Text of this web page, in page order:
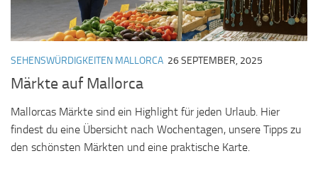
SEHENSWÜRDIGKEITEN MALLORCA 26 SEPTEMBER, 2025
Märkte auf Mallorca
Mallorcas Märkte sind ein Highlight für jeden Urlaub. Hier
findest du eine Übersicht nach Wochentagen, unsere Tipps zu
den schönsten Märkten und eine praktische Karte.